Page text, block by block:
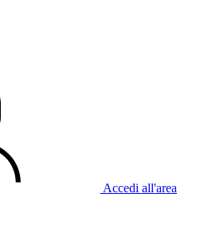
Accedi all'area